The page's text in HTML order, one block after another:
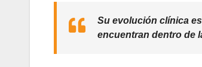
Su evolución clínica
encuentran dentro de